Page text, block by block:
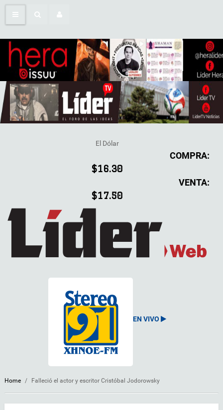
El Dólar
COMPRA:
$16.30
VENTA:
$17.50
EN VIVO
Home / Falleció el actor y escritor Cristóbal Jodorowsky